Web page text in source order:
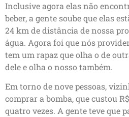
Inclusive agora elas não
beber, a gente soube que elas
24 km de distância de nossa
água. Agora foi que nós
tem um rapaz que olha o de
dele e olha o nosso também.
Em torno de nove pessoas,
comprar a bomba, que custou
quatro vezes. A gente teve que